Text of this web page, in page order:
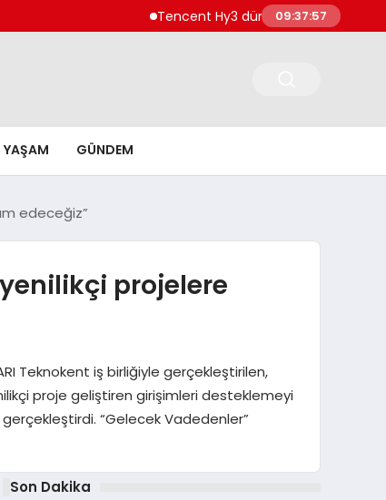
Tencent Hy3 dünya genelinde kullanıma
09:37:58
YAŞAM GÜNDEM
edeceğiz”
yenilikçi projelere
Teknokent iş birliğiyle gerçekleştirilen,
proje geliştiren girişimleri desteklemeyi
gerçekleştirdi. “Gelecek Vadedenler”
Son Dakika